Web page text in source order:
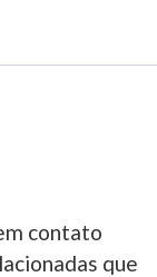
contato
que